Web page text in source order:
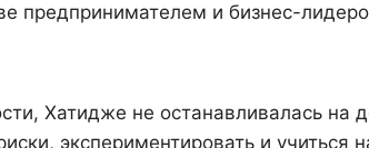
предпринимателем и бизнес-
Хатидже не останавливалась на
экспериментировать и учиться